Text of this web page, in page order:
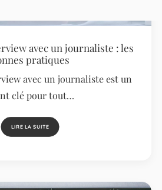
avec un journaliste : les
pratiques
avec un journaliste est un
clé pour tout…
LIRE LA SUITE